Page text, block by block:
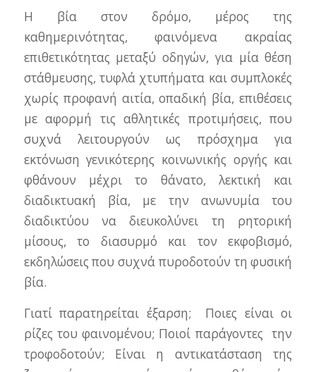
Η βία στον δρόμο, μέρος της
καθημερινότητας, φαινόμενα ακραίας
επιθετικότητας μεταξύ οδηγών, για μία θέση
στάθμευσης, τυφλά χτυπήματα και συμπλοκές
χωρίς προφανή αιτία, οπαδική βία, επιθέσεις
με αφορμή τις αθλητικές προτιμήσεις, που
συχνά λειτουργούν ως πρόσχημα για
εκτόνωση γενικότερης κοινωνικής οργής και
φθάνουν μέχρι το θάνατο, λεκτική και
διαδικτυακή βία, με την ανωνυμία του
διαδικτύου να διευκολύνει τη ρητορική
μίσους, το διασυρμό και τον εκφοβισμό,
εκδηλώσεις που συχνά πυροδοτούν τη φυσική
βία.
Γιατί παρατηρείται έξαρση; Ποιες είναι οι
ρίζες του φαινομένου; Ποιοί παράγοντες την
τροφοδοτούν; Είναι η αντικατάσταση της